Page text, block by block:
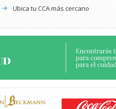
Ubica tu CCA más cercano